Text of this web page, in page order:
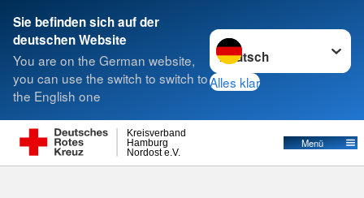
Sie befinden sich auf der
deutschen Website
You are on the German website,
you can use the switch to switch to
the English one
Sprache wechseln zu
Alles klar
Nordost e.V.
Hamburg
Kreisverband
Menü
Suche
Stellenbörse